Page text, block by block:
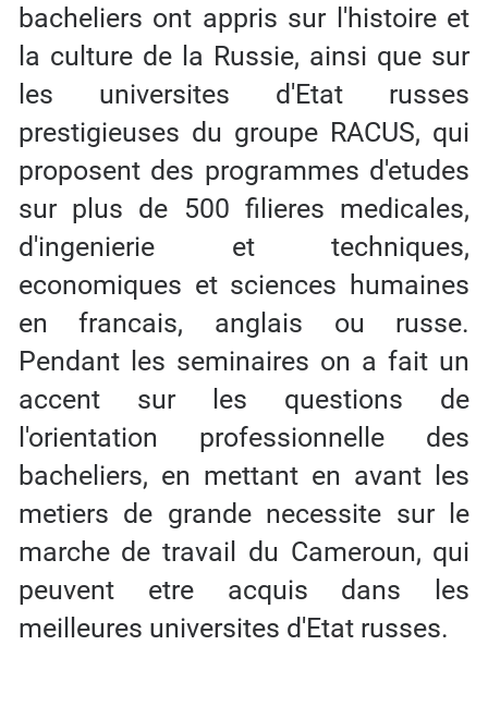
bacheliers ont appris sur l'histoire et
la culture de la Russie, ainsi que sur
les universites d'Etat russes
prestigieuses du groupe RACUS, qui
proposent des programmes d'etudes
sur plus de 500 filieres medicales,
d'ingenierie et techniques,
economiques et sciences humaines
en francais, anglais ou russe.
Pendant les seminaires on a fait un
accent sur les questions de
l'orientation professionnelle des
bacheliers, en mettant en avant les
metiers de grande necessite sur le
marche de travail du Cameroun, qui
peuvent etre acquis dans les
meilleures universites d'Etat russes.